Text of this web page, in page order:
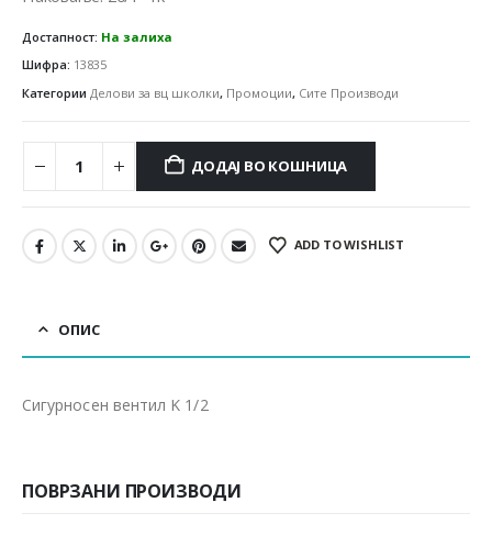
Достапност: На залиха
Шифра: 13835
Категории Делови за вц школки, Промоции, Сите Производи
ДОДАЈ ВО КОШНИЦА
ADD TO WISHLIST
ОПИС
Сигурносен вентил K 1/2
ПОВРЗАНИ ПРОИЗВОДИ